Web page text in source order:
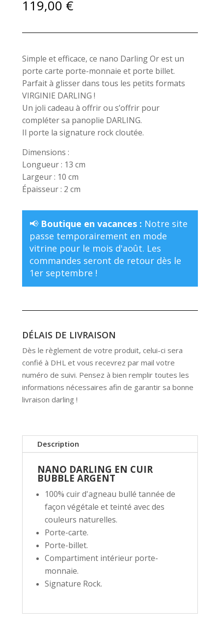
119,00 €
Simple et efficace, ce nano Darling Or est un
porte carte porte-monnaie et porte billet.
Parfait à glisser dans tous les petits formats
VIRGINIE DARLING !
Un joli cadeau à offrir ou s’offrir pour
compléter sa panoplie DARLING.
Il porte la signature rock cloutée.
Dimensions :
Longueur : 13 cm
Largeur : 10 cm
Épaisseur : 2 cm
📢 Boutique en vacances : Notre site
passe temporairement en mode
vitrine pour le mois d'août. Les
commandes seront de retour dès le
1er septembre !
DÉLAIS DE LIVRAISON
Dès le règlement de votre produit, celui-ci sera
confié à DHL et vous recevrez par mail votre
numéro de suivi. Pensez à bien remplir toutes les
informations nécessaires afin de garantir sa bonne
livraison darling !
Description
NANO DARLING EN CUIR
BUBBLE ARGENT
100% cuir d'agneau bullé tannée de
façon végétale et teinté avec des
couleurs naturelles.
Porte-carte.
Porte-billet.
Compartiment intérieur porte-
monnaie.
Signature Rock.